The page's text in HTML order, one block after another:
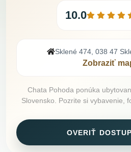
10.0
Sklené 474, 038 47
Zobraziť
Chata Pohoda ponúka
Slovensko. Pozrite si vybavenie,
OVERIŤ